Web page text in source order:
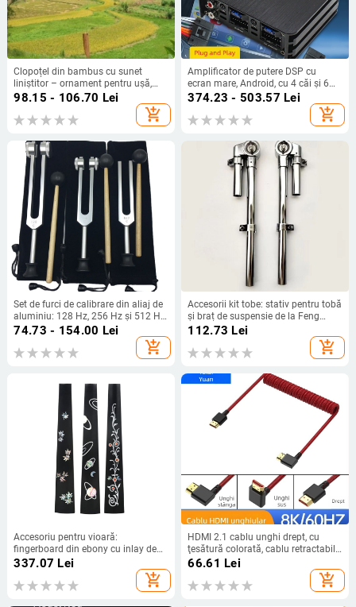
Clopoțel din bambus cu sunet
liniștitor – ornament pentru ușă,
ceainărie și decor de casă
98.15 - 106.70 Lei
add_shopping_cart
Amplificator de putere DSP cu
ecran mare, Android, cu 4 căi și 6
căi, fără pierderi, pentru modificarea
audio auto, en-gros, plug and play
374.23 - 503.57 Lei
add_shopping_cart
Set de furci de calibrare din aliaj de
aluminiu: 128 Hz, 256 Hz și 512 Hz,
cu suport triunghiular sau bază,
74.73 - 154.00 Lei
add_shopping_cart
Accesorii kit tobe: stativ pentru tobă
și braț de suspensie de la Feng
Chen
112.73 Lei
add_shopping_cart
Accesoriu pentru vioară:
fingerboard din ebony cu inlay de
perlă, gât sculptat, LN231,
337.07 Lei
add_shopping_cart
HDMI 2.1 cablu unghi drept, cu
ţesătură colorată, cablu retractabil
cu arc, 1 m, video 8K
66.61 Lei
add_shopping_cart